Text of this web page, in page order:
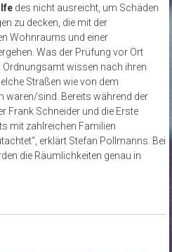
des nicht ausreicht, um Schäden
zu decken, die mit der
Wohnraums und einer
Was der Prüfung vor Ort
Ordnungsamt wissen nach ihren
Straßen wie von dem
waren/sind. Bereits während der
Frank Schneider und die Erste
mit zahlreichen Familien
erklärt Stefan Pollmanns. Bei
die Räumlichkeiten genau in